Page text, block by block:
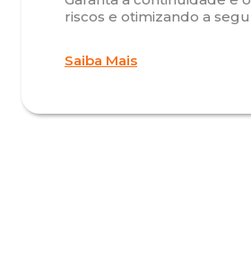
riscos e otimizando a
Saiba Mais